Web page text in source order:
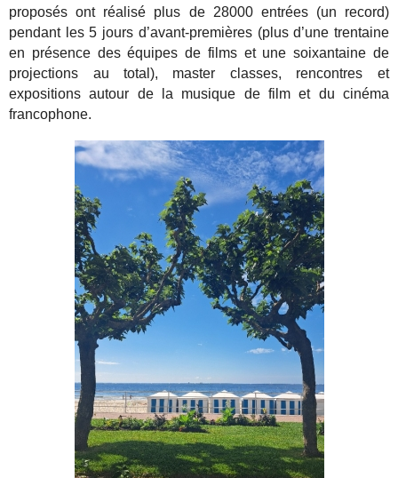
proposés ont réalisé plus de 28000 entrées (un record)
pendant les 5 jours d’avant-premières (plus d’une trentaine
en présence des équipes de films et une soixantaine de
projections au total), master classes, rencontres et
expositions autour de la musique de film et du cinéma
francophone.